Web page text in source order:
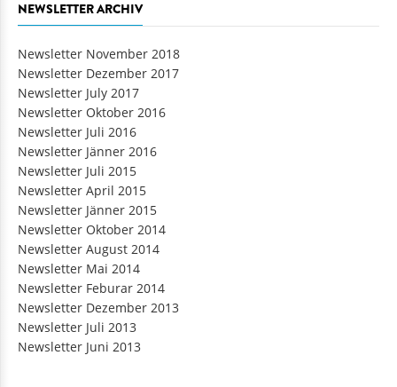
Newsletter November 2018
Newsletter Dezember 2017
Newsletter July 2017
Newsletter Oktober 2016
Newsletter Juli 2016
Newsletter Jänner 2016
Newsletter Juli 2015
Newsletter April 2015
Newsletter Jänner 2015
Newsletter Oktober 2014
Newsletter August 2014
Newsletter Mai 2014
Newsletter Feburar 2014
Newsletter Dezember 2013
Newsletter Juli 2013
Newsletter Juni 2013